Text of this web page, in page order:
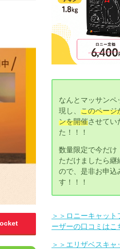
なんとマッサンペ
現し、このページ
ンを開催させてい
た！！！
数量限定で今だけ
ただけましたら継
ので、是非お申込
す！！！
＞＞ロニーキャッ
ーザーの口コミはこ
＞＞エリザベスキ